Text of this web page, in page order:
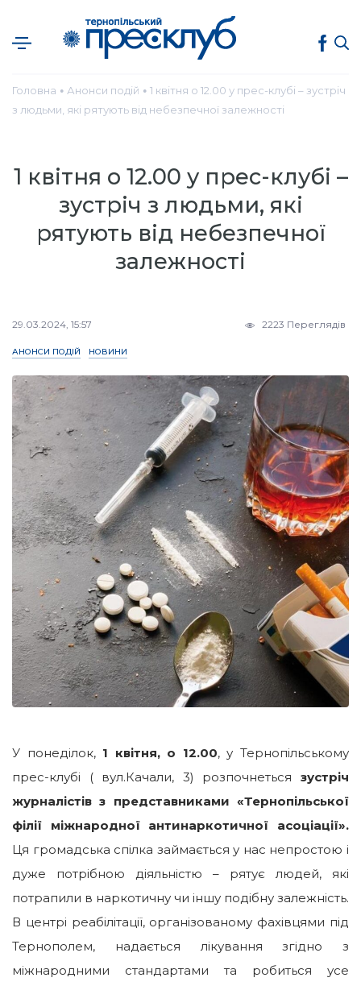
Головна ● Анонси подій ● 1 квітня о 12.00 у прес-клубі – зустріч
з людьми, які рятують від небезпечної залежності
1 квітня о 12.00 у прес-клубі –
зустріч з людьми, які
рятують від небезпечної
залежності
29.03.2024, 15:57 2223 Переглядів
АНОНСИ ПОДІЙ НОВИНИ
У понеділок, 1 квітня, о 12.00, у Тернопільському
прес-клубі ( вул.Качали, 3) розпочнеться зустріч
журналістів з представниками «Тернопільської
філії міжнародної антинаркотичної асоціації».
Ця громадська спілка займається у нас непростою і
дуже потрібною діяльністю – рятує людей, які
потрапили в наркотичну чи іншу подібну залежність.
В центрі реабілітації, організованому фахівцями під
Тернополем, надається лікування згідно з
міжнародними стандартами та робиться усе